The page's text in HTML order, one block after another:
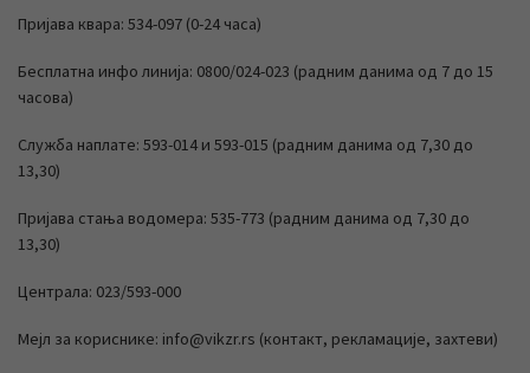
Пријава квара: 534-097 (0-24 часа)
Бесплатна инфо линија: 0800/024-023 (радним данима од 7 до 15
часова)
Служба наплате: 593-014 и 593-015 (радним данима од 7,30 до
13,30)
Пријава стања водомера: 535-773 (радним данима од 7,30 до
13,30)
Централа: 023/593-000
Мејл за кориснике: info@vikzr.rs (контакт, рекламације, захтеви)